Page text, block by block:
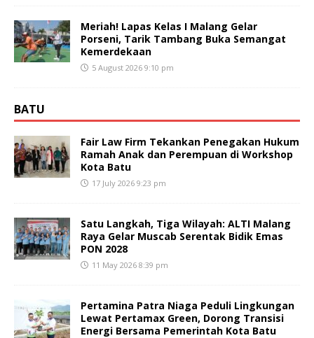
Meriah! Lapas Kelas I Malang Gelar
Porseni, Tarik Tambang Buka Semangat
Kemerdekaan
5 August 2026 9:10 pm
BATU
Fair Law Firm Tekankan Penegakan Hukum
Ramah Anak dan Perempuan di Workshop
Kota Batu
17 July 2026 9:23 pm
Satu Langkah, Tiga Wilayah: ALTI Malang
Raya Gelar Muscab Serentak Bidik Emas
PON 2028
11 May 2026 8:39 pm
Pertamina Patra Niaga Peduli Lingkungan
Lewat Pertamax Green, Dorong Transisi
Energi Bersama Pemerintah Kota Batu